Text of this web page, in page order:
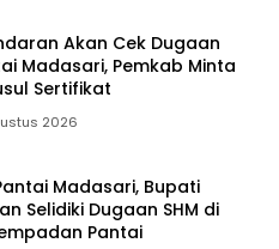
Akan Cek Dugaan
Madasari, Pemkab Minta
Sertifikat
2026
Madasari, Bupati
Selidiki Dugaan SHM di
Pantai